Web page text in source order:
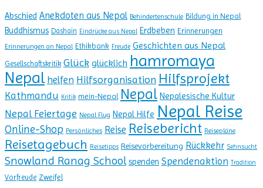
Abschied Anekdoten aus Nepal Behindertenschule Bildung in Nepal
Buddhismus Dashain Eindrücke aus Nepal Erdbeben Erinnerungen
Erinnerungen an Nepal Ethikbank Freude Geschichten aus Nepal
Gesellschaftskritik Glück glücklich hamromaya
Nepal helfen Hilfsorganisation Hilfsprojekt
Kathmandu Kritik mein-Nepal Nepal Nepalesische Kultur
Nepal Feiertage Nepal Flug Nepal Hilfe Nepal Reise
Online-Shop Persönliches Reise Reisebericht Reisepläne
Reisetagebuch Reisetipps Reisevorbereitung Rückkehr Sehnsucht
Snowland Ranag School spenden Spendenaktion Tradition
Vorfreude Zweifel